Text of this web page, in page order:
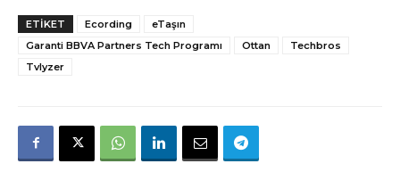
ETIKET Ecording
eTaşın
Garanti BBVA Partners Tech Programı
Ottan
Techbros
Tvlyzer